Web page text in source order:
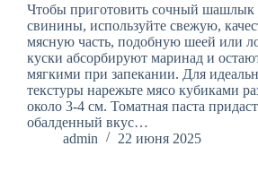
Чтобы приготовить сочный шашлык
свинины, используйте свежую,
мясную часть, подобную шеей или
куски абсорбируют маринад и
мягкими при запекании. Для
текстуры нарежьте мясо кубиками
около 3-4 см. Томатная паста
обалденный вкус…
admin
22 июня 2025